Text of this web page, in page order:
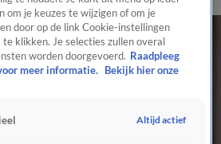
WeerTip de redactiePanelVideo's
om je keuzes te wijzigen of om je
door op de link Cookie-instellingen
klikken. Je selecties zullen overal
worden doorgevoerd. Raadpleeg
meer informatie.
Bekijk hier onze
Altijd actief